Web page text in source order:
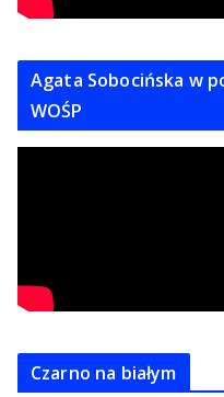
Agata Sobocińska w
WOŚP
Czarno na białym